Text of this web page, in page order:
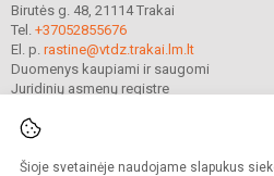
Šioje svetainėje naudojame slapukus
Birutės g. 48, 21114 Trakai
Tel. +37052855676
El. p. rastine@vtdz.trakai.lm.lt
Duomenys kaupiami ir saugomi
Juridinių asmenų registre